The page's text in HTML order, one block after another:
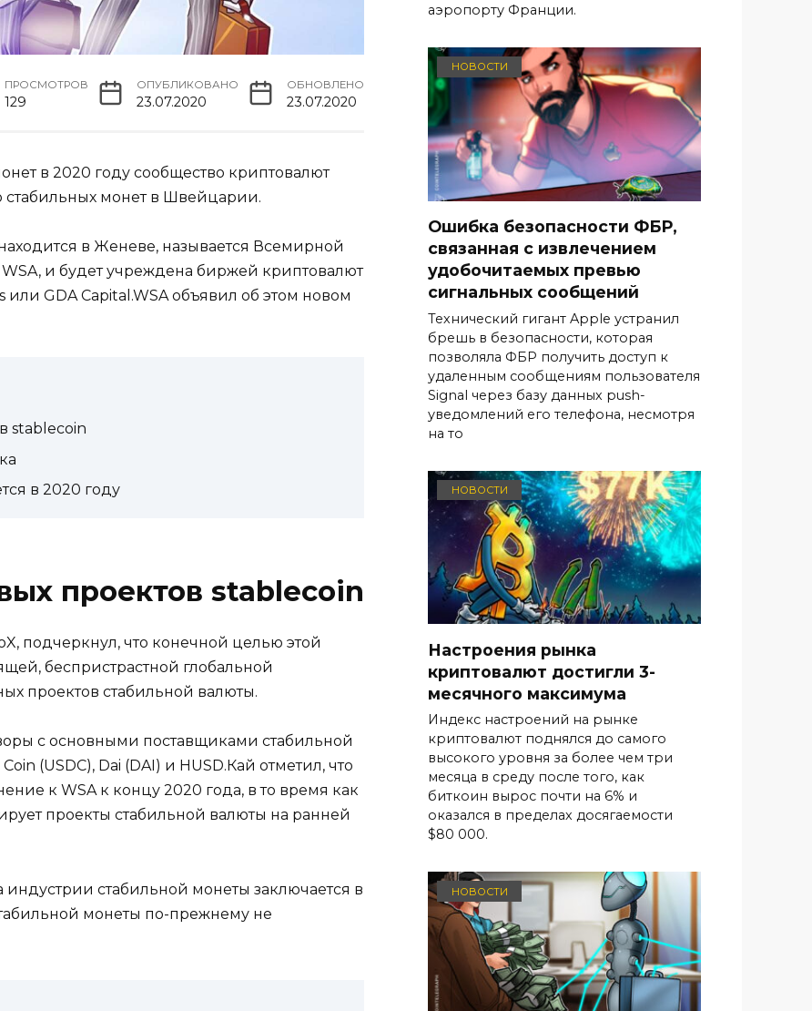
ПРОСМОТРОВ
129
ОПУБЛИКОВАНО
23.07.2020
ОБНОВЛЕНО
23.07.2020
в 2020 году сообщество криптовалют
монет в Швейцарии.
в Женеве, называется Всемирной
и будет учреждена биржей криптовалют
GDA Capital.WSA объявил об этом новом
stablecoin
в 2020 году
проектов stablecoin
подчеркнул, что конечной целью этой
беспристрастной глобальной
проектов стабильной валюты.
с основными поставщиками стабильной
(USDC), Dai (DAI) и HUSD.Кай отметил, что
к WSA к концу 2020 года, в то время как
проекты стабильной валюты на ранней
стабильной монеты заключается в
монеты по-прежнему не
аэропорту Франции.
НОВОСТИ
Ошибка безопасности ФБР,
связанная с извлечением
удобочитаемых превью
сигнальных сообщений
Технический гигант Apple устранил
брешь в безопасности, которая
позволяла ФБР получить доступ к
удаленным сообщениям пользователя
Signal через базу данных push-
уведомлений его телефона, несмотря
на то
НОВОСТИ
Настроения рынка
криптовалют достигли 3-
месячного максимума
Индекс настроений на рынке
криптовалют поднялся до самого
высокого уровня за более чем три
месяца в среду после того, как
биткоин вырос почти на 6% и
оказался в пределах досягаемости
$80 000.
НОВОСТИ